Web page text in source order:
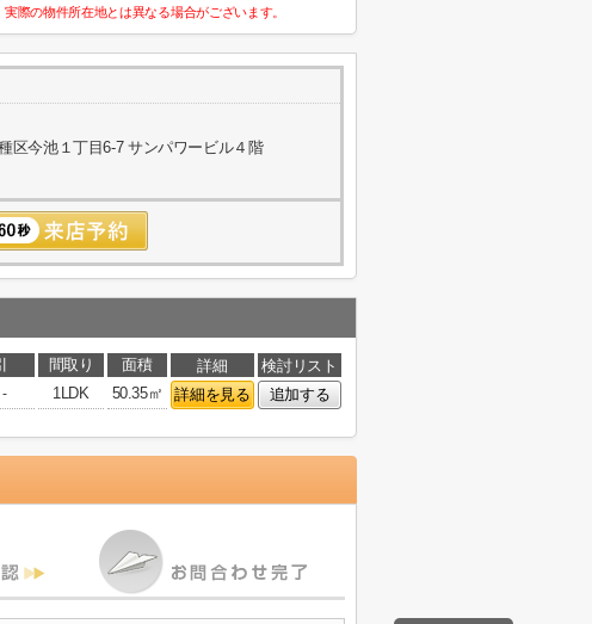
際の物件所在地とは異なる場合がございます。
区今池１丁目6-7 サンパワービル４階
間取り 面積 詳細
検討リスト
- 1LDK 50.35㎡ 詳細を見る 追加する